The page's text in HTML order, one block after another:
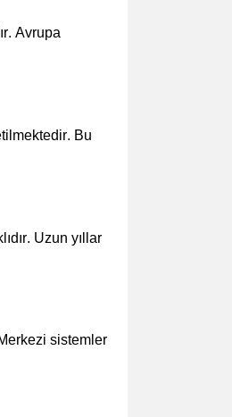
Avrupa
Bu
Uzun yıllar
sistemler